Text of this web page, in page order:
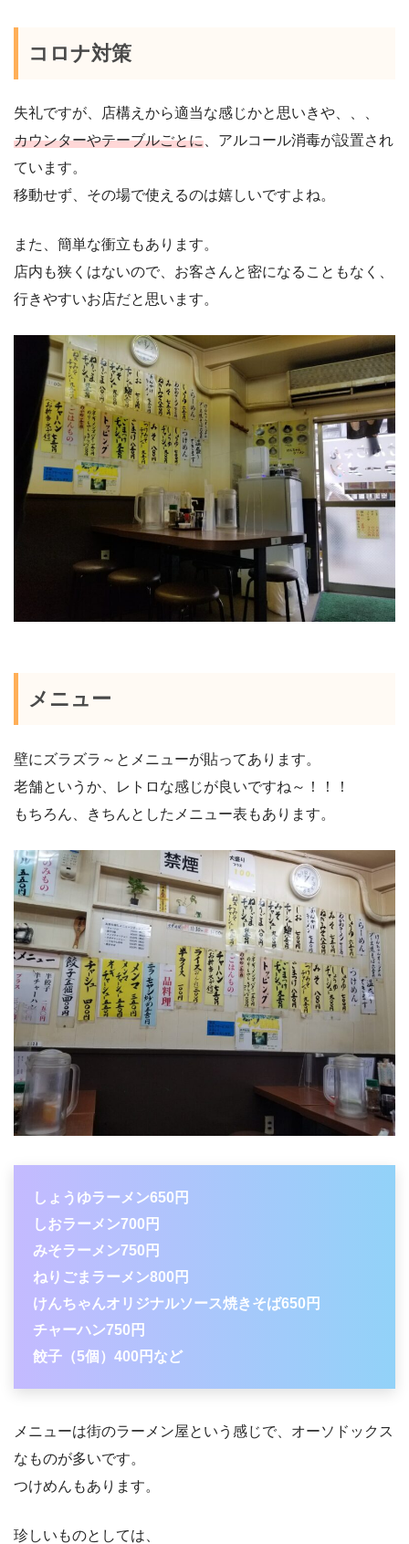
コロナ対策
失礼ですが、店構えから適当な感じかと思いきや、、、
カウンターやテーブルごとに 、アルコール消毒が設置され
ています。
移動せず、その場で使えるのは嬉しいですよね。
また、簡単な衝立もあります。
店内も狭くはないので、お客さんと密になることもなく、
行きやすいお店だと思います。
メニュー
壁にズラズラ～とメニューが貼ってあります。
老舗というか、レトロな感じが良いですね～！！！
もちろん、きちんとしたメニュー表もあります。
しょうゆラーメン650円
しおラーメン700円
みそラーメン750円
ねりごまラーメン800円
けんちゃんオリジナルソース焼きそば650円
チャーハン750円
餃子（5個）400円など
メニューは街のラーメン屋という感じで、オーソドックス
なものが多いです。
つけめんもあります。
珍しいものとしては、